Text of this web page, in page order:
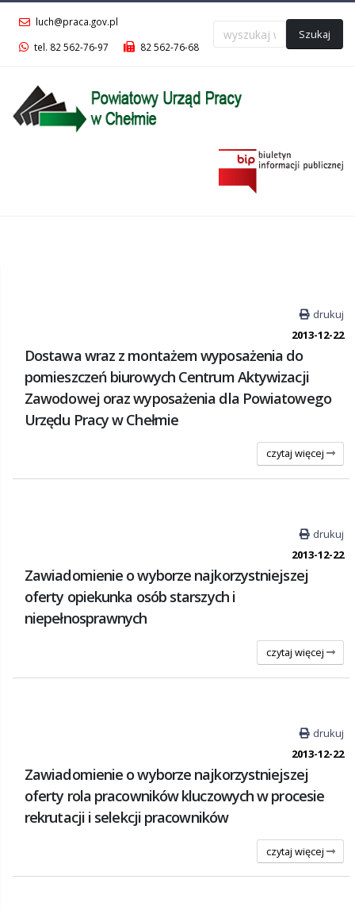
luch@praca.gov.pl
tel. 82 562-76-97
82 562-76-68
Szukaj
drukuj
2013-12-22
Dostawa wraz z montażem wyposażenia do
pomieszczeń biurowych Centrum Aktywizacji
Zawodowej oraz wyposażenia dla Powiatowego
Urzędu Pracy w Chełmie
czytaj więcej
drukuj
2013-12-22
Zawiadomienie o wyborze najkorzystniejszej
oferty opiekunka osób starszych i
niepełnosprawnych
czytaj więcej
drukuj
2013-12-22
Zawiadomienie o wyborze najkorzystniejszej
oferty rola pracowników kluczowych w procesie
rekrutacji i selekcji pracowników
czytaj więcej